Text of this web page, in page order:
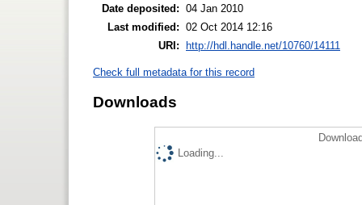
Date deposited: 04 Jan 2010
Last modified: 02 Oct 2014 12:16
URI:
http://hdl.handle.net/10760/14111
Check full metadata for this record
Downloads
Loading...